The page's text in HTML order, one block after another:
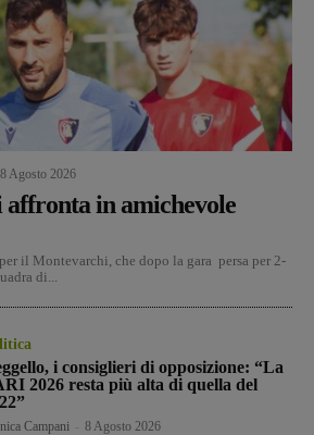
8 Agosto 2026
in amichevole
il Montevarchi, che dopo la gara persa per 2-
di...
i consiglieri di opposizione: “La
2026 resta più alta di quella del
Campani 8 Agosto 2026